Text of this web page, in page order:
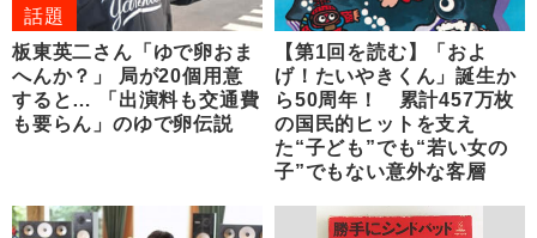
話題
板東英二さん「ゆで卵おま
へんか？」 局が20個用意
すると… 「出演料も交通費
も要らん」のゆで卵伝説
【第1回を読む】「およ
げ！たいやきくん」誕生か
ら50周年！ 累計457万枚
の国民的ヒットを支え
た“子ども”でも“若い女の
子”でもない意外な客層